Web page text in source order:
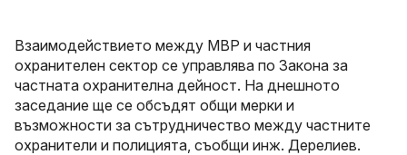
Взаимодействието между МВР и частния
охранителен сектор се управлява по Закона за
частната охранителна дейност. На днешното
заседание ще се обсъдят общи мерки и
възможности за сътрудничество между частните
охранители и полицията, съобщи инж. Дерелиев.